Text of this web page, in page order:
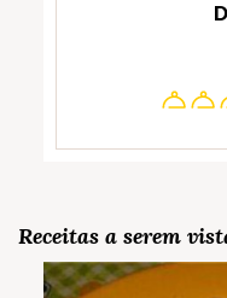
Receitas a serem